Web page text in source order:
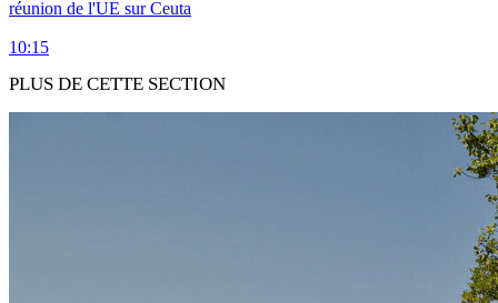
réunion de l'UE sur Ceuta
10:15
PLUS DE CETTE SECTION